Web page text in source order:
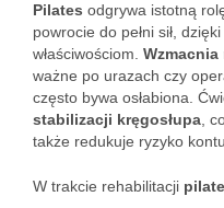
Pilates odgrywa istotną
powrocie do pełni sił,
właściwościom. Wzmacnia
ważne po urazach czy
często bywa osłabiona.
stabilizacji kręgosłupa ,
także redukuje ryzyko
W trakcie rehabilitacji